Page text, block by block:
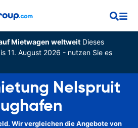
Mietwagen weltweitDieses
11. August 2026 - nutzen Sie es
Nelspruit
Wir vergleichen die Angebote von